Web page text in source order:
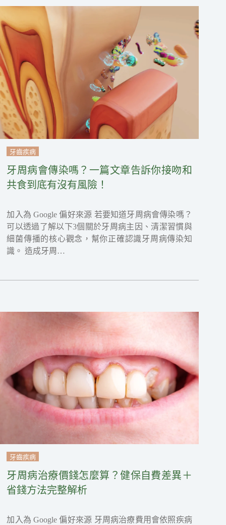
牙齒疾病
牙周病會傳染嗎？一篇文章告訴你接吻和
共食到底有沒有風險！
加入為 Google 偏好來源 若要知道牙周病會傳染嗎？
可以透過了解以下3個關於牙周病主因、清潔習慣與
細菌傳播的核心觀念，幫你正確認識牙周病傳染知
識。 造成牙周…
牙齒疾病
牙周病治療價錢怎麼算？健保自費差異＋
省錢方法完整解析
加入為 Google 偏好來源 牙周病治療費用會依照疾病